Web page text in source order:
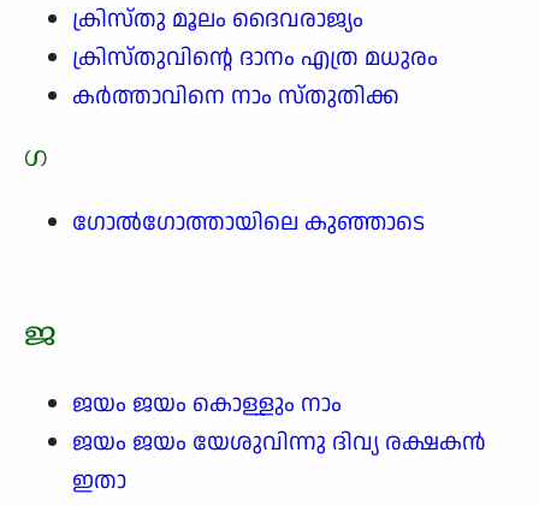
ക്രിസ്തു മൂലം ദൈവരാജ്യം
ക്രിസ്തുവിന്റെ ദാനം എത്ര മധുരം
കർത്താവിനെ നാം സ്തുതിക്ക
ഗ
ഗോൽഗോത്തായിലെ കുഞ്ഞാടെ
ജ
ജയം ജയം കൊള്ളും നാം
ജയം ജയം യേശുവിന്നു ദിവ്യ രക്ഷകൻ
ഇതാ